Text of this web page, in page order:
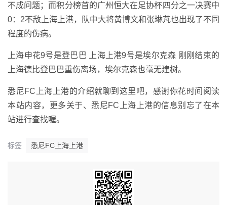
不成问题；而积分榜首的广州恒大在足协杯四分之一决赛中
0：2不敌上海上港，队中大将黄博文和张琳芃也出现了不同
程度的伤病。
上海申花9号是登巴巴 上海上港9号是埃尔克森 刚刚结束的
上海德比登巴巴重伤离场，埃尔克森也毫无建树。
悉尼FC上海上港的介绍就聊到这里吧，感谢你花时间阅读
本站内容，更多关于、悉尼FC上海上港的信息别忘了在本
站进行查找喔。
标签 悉尼FC上海上港